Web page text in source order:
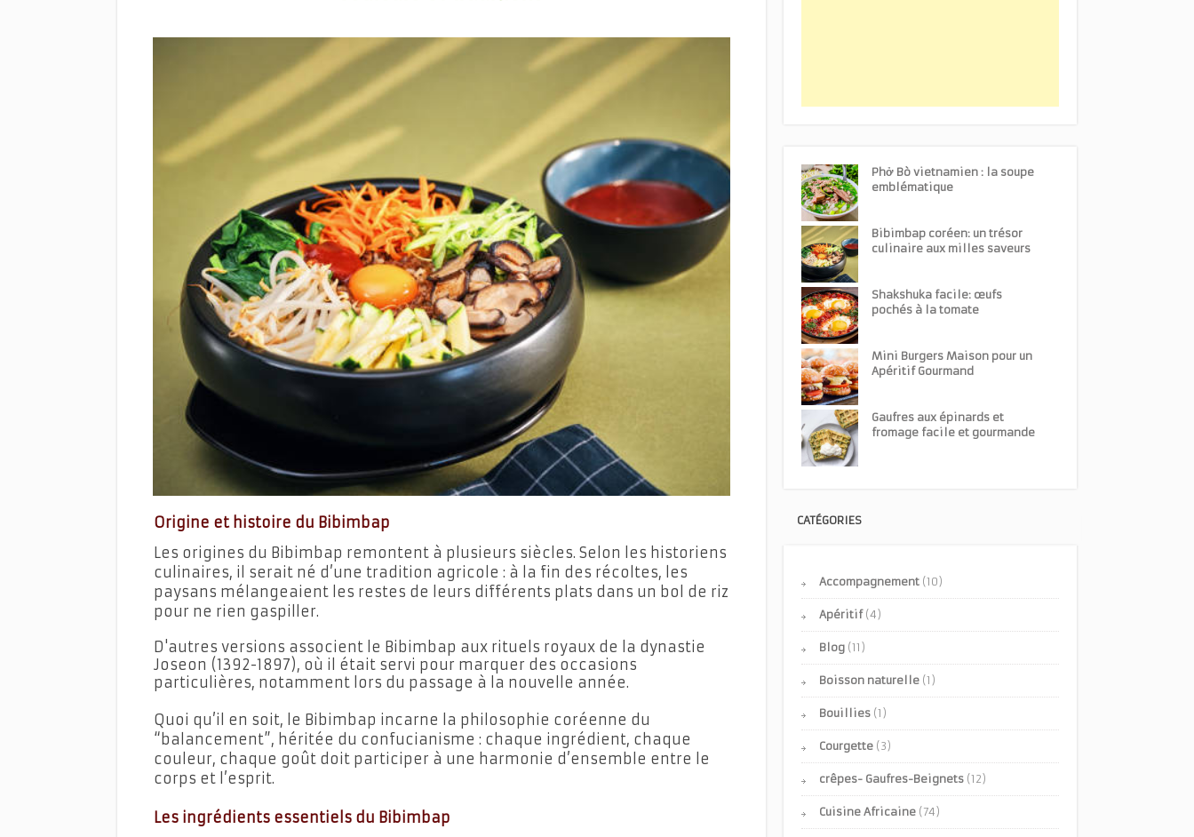
Origine et histoire du Bibimbap
Les origines du Bibimbap remontent à plusieurs siècles. Selon les historiens
culinaires, il serait né d’une tradition agricole : à la fin des récoltes, les
paysans mélangeaient les restes de leurs différents plats dans un bol de riz
pour ne rien gaspiller.
D'autres versions associent le Bibimbap aux rituels royaux de la dynastie
Joseon (1392-1897), où il était servi pour marquer des occasions
particulières, notamment lors du passage à la nouvelle année.
Quoi qu’il en soit, le Bibimbap incarne la philosophie coréenne du
“balancement”, héritée du confucianisme : chaque ingrédient, chaque
couleur, chaque goût doit participer à une harmonie d’ensemble entre le
corps et l’esprit.
Les ingrédients essentiels du Bibimbap
Phở Bò vietnamien : la soupe
emblématique
Bibimbap coréen: un trésor
culinaire aux milles saveurs
Shakshuka facile: œufs
pochés à la tomate
Mini Burgers Maison pour un
Apéritif Gourmand
Gaufres aux épinards et
fromage facile et gourmande
CATÉGORIES
Accompagnement (10)
Apéritif(4)
Blog (11)
Boisson naturelle (1)
Bouillies (1)
Courgette (3)
crêpes- Gaufres-Beignets (12)
Cuisine Africaine (74)